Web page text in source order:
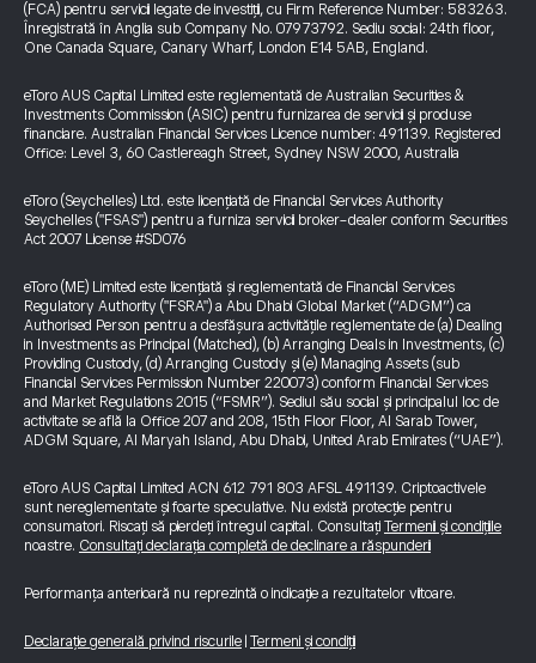
(FCA) pentru servicii legate de investiții, cu Firm Reference Number: 583263.
Înregistrată în Anglia sub Company No. 07973792. Sediu social: 24th floor,
One Canada Square, Canary Wharf, London E14 5AB, England.
eToro AUS Capital Limited este reglementată de Australian Securities &
Investments Commission (ASIC) pentru furnizarea de servicii și produse
financiare. Australian Financial Services Licence number: 491139. Registered
Office: Level 3, 60 Castlereagh Street, Sydney NSW 2000, Australia
eToro (Seychelles) Ltd. este licențiată de Financial Services Authority
Seychelles ("FSAS") pentru a furniza servicii broker-dealer conform Securities
Act 2007 License #SD076
eToro (ME) Limited este licențiată și reglementată de Financial Services
Regulatory Authority ("FSRA") a Abu Dhabi Global Market (“ADGM”) ca
Authorised Person pentru a desfășura activitățile reglementate de (a) Dealing
in Investments as Principal (Matched), (b) Arranging Deals in Investments, (c)
Providing Custody, (d) Arranging Custody și (e) Managing Assets (sub
Financial Services Permission Number 220073) conform Financial Services
and Market Regulations 2015 (“FSMR”). Sediul său social și principalul loc de
activitate se află la Office 207 and 208, 15th Floor Floor, Al Sarab Tower,
ADGM Square, Al Maryah Island, Abu Dhabi, United Arab Emirates (“UAE”).
eToro AUS Capital Limited ACN 612 791 803 AFSL 491139. Criptoactivele
sunt nereglementate și foarte speculative. Nu există protecție pentru
consumatori. Riscați să pierdeți întregul capital. Consultați Termenii și condițiile
noastre. Consultați declarația completă de declinare a răspunderii
Performanța anterioară nu reprezintă o indicație a rezultatelor viitoare.
Declarație generală privind riscurile Termeni și condiții